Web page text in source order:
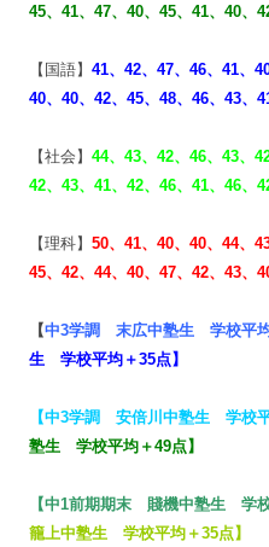
45、 41、47、40、45、41、 40、
【国語】 41、42、47、46、41、
40、40、42、45、48、46、43、
【社会】 44、43、42、46、43、
42、43、41、42、46、41、46、
【理科】 50、41、40、40、44、
45、42、44、40、47、42、43、
【中3学調 末広中塾生 学校平
生 学校平均＋35点】
【中3学調 安倍川中塾生 学校
塾生 学校平均＋49点】
【中1前期期末 賤機中塾生 学
籠上中塾生 学校平均＋35点】